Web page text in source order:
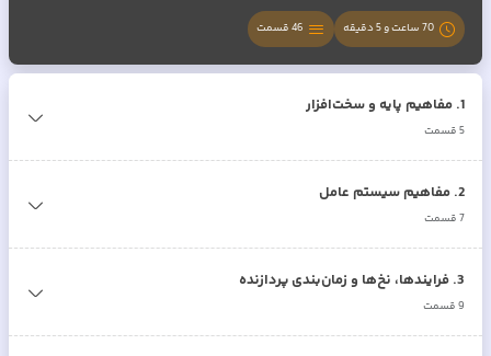
70 ساعت و 5 دقیقه 46قسمت
1
. مفاهیم پایه و سخت‌افزار
5قسمت
2
. مفاهیم سیستم عامل
7قسمت
3
. فرایندها، نخ‌ها و زمان‌بندی پردازنده
9قسمت